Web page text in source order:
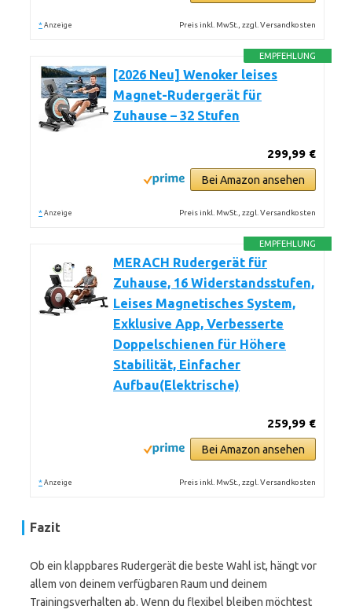
* Anzeige Preis inkl. MwSt., zzgl. Versandkosten
EMPFEHLUNG
[2026 Neu] Wenoker leises
Magnet-Rudergerät für
Zuhause – 32 Stufen
299,99 €
Bei Amazon ansehen
* Anzeige Preis inkl. MwSt., zzgl. Versandkosten
EMPFEHLUNG
MERACH Rudergerät für
Zuhause, 16 Widerstandsstufen,
Leises Magnetisches System,
Exklusive App, Verbesserte
Doppelschienen für Höhere
Stabilität, Einfacher
Aufbau(Elektrische)
259,99 €
Bei Amazon ansehen
* Anzeige Preis inkl. MwSt., zzgl. Versandkosten
Fazit
Ob ein klappbares Rudergerät die beste Wahl ist, hängt vor
allem von deinem verfügbaren Raum und deinem
Trainingsverhalten ab. Wenn du flexibel bleiben möchtest